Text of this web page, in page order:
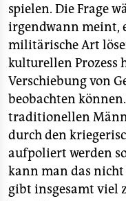
genossenschaft
epaper login
spielen. Die Frage
irgendwann meint,
militärische Art
kulturellen Prozess
Verschiebung von
beobachten
traditionellen
durch den
aufpoliert werden
kann man das
gibt insgesamt viel